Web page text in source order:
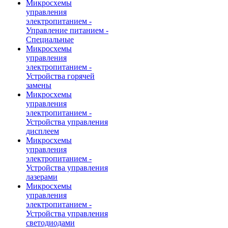
Микросхемы
управления
электропитанием -
Управление питанием -
Специальные
Микросхемы
управления
электропитанием -
Устройства горячей
замены
Микросхемы
управления
электропитанием -
Устройства управления
дисплеем
Микросхемы
управления
электропитанием -
Устройства управления
лазерами
Микросхемы
управления
электропитанием -
Устройства управления
светодиодами